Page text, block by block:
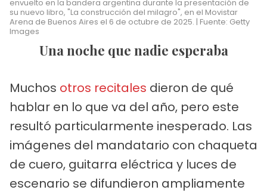
envuelto en la bandera argentina durante la presentación de
su nuevo libro, "La construcción del milagro", en el Movistar
Arena de Buenos Aires el 6 de octubre de 2025. | Fuente: Getty
Images
Una noche que nadie esperaba
Muchos otros recitales dieron de qué
hablar en lo que va del año, pero este
resultó particularmente inesperado. Las
imágenes del mandatario con chaqueta
de cuero, guitarra eléctrica y luces de
escenario se difundieron ampliamente